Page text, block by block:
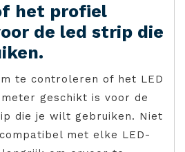
het profiel
de led strip die
te controleren of het LED
geschikt is voor de
die je wilt gebruiken. Niet
met elke LED-